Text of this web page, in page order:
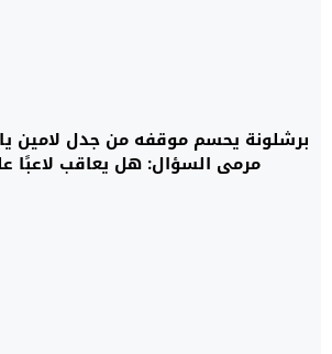
برشلونة يحسم موقفه من جدل لامين
مرمى السؤال: هل يعاقب لاعبًا